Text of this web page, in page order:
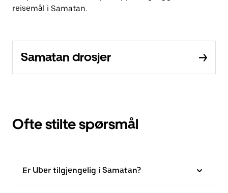
reisemål i Samatan.
Samatan drosjer
Ofte stilte spørsmål
Er Uber tilgjengelig i Samatan?